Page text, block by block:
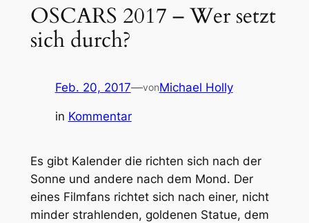
OSCARS 2017 – Wer setzt
sich durch?
Feb. 20, 2017—vonMichael Holly
in Kommentar
Es gibt Kalender die richten sich nach der
Sonne und andere nach dem Mond. Der
eines Filmfans richtet sich nach einer, nicht
minder strahlenden, goldenen Statue, dem